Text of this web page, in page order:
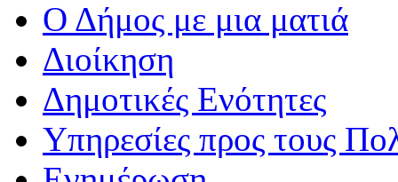
Ο Δήμος με μια ματιά
Διοίκηση
Δημοτικές Ενότητες
Υπηρεσίες προς τους